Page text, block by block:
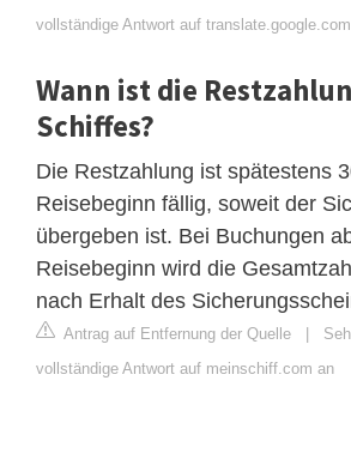
vollständige Antwort auf
Wann ist die
Schiffes?
Die Restzahlung ist spätestens
Reisebeginn fällig, soweit der
übergeben ist. Bei Buchungen
Reisebeginn wird die
nach Erhalt des
Antrag auf Entfernung der Quelle |
vollständige Antwort auf meinschiff.com an